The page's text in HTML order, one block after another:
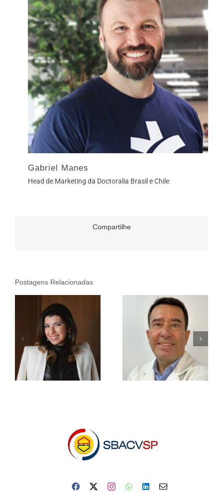
Gabriel Manes
Head de Marketing da Doctoralia Brasil e Chile
Compartilhe
Postagens Relacionadas